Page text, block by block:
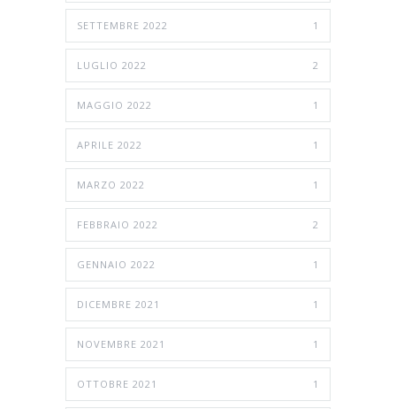
SETTEMBRE 2022 1
LUGLIO 2022 2
MAGGIO 2022 1
APRILE 2022 1
MARZO 2022 1
FEBBRAIO 2022 2
GENNAIO 2022 1
DICEMBRE 2021 1
NOVEMBRE 2021 1
OTTOBRE 2021 1